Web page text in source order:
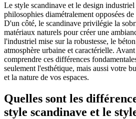
Le style scandinave et le design
philosophies diamétralement opposées
D'un côté, le scandinave privilégie la
matériaux naturels pour créer une
l'industriel mise sur la robustesse, le
atmosphère urbaine et caractérielle.
comprendre ces différences
seulement l'esthétique, mais aussi votre
et la nature de vos espaces.
Quelles sont les
style scandinave et le